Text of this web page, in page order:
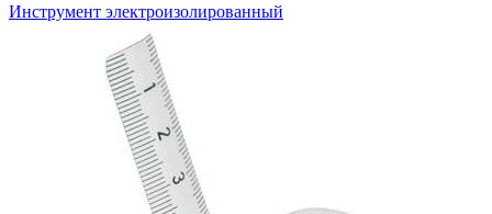
Инструмент электроизолированный